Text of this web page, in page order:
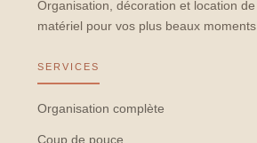
Organisation, décoration et location de
matériel pour vos plus beaux moments.
SERVICES
Organisation complète
Coup de pouce